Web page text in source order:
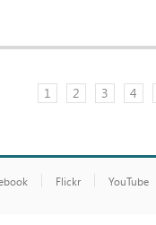
1 2 3 4
Flickr YouTube